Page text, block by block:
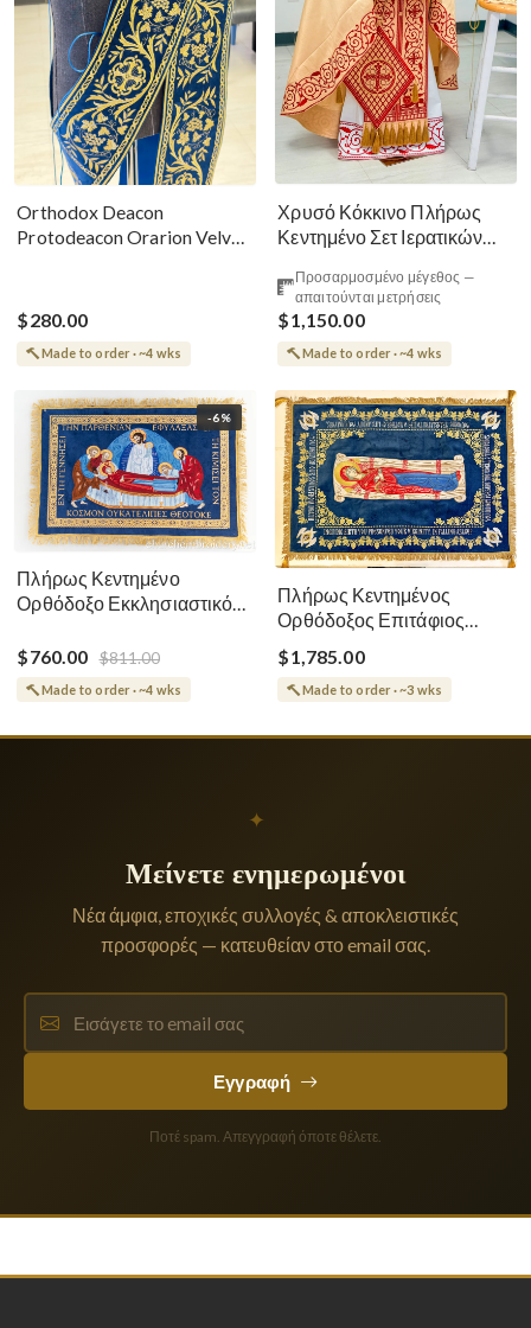
Orthodox Deacon
Protodeacon Orarion Velvet
$280.00
Made to order · ~4 wks
Χρυσό Κόκκινο Πλήρως
Κεντημένο Σετ Ιερατικών
Προσαρμοσμένο μέγεθος —
απαιτούνται μετρήσεις
$1,150.00
Made to order · ~4 wks
-6%
Πλήρως Κεντημένο
Ορθόδοξο Εκκλησιαστικό
Θεοτόκου
$760.00 $811.00
Made to order · ~4 wks
Πλήρως Κεντημένος
Ορθόδοξος Επιτάφιος
Κοίμησης
$1,785.00
Made to order · ~3 wks
✦
Μείνετε ενημερωμένοι
Νέα άμφια, εποχικές συλλογές & αποκλειστικές
προσφορές — κατευθείαν στο email σας.
Εγγραφή
Ποτέ spam. Απεγγραφή όποτε θέλετε.